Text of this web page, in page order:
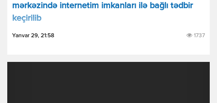
mərkəzində internetim imkanları ilə bağlı tədbir
keçirilib
Yanvar 29, 21:58 1737